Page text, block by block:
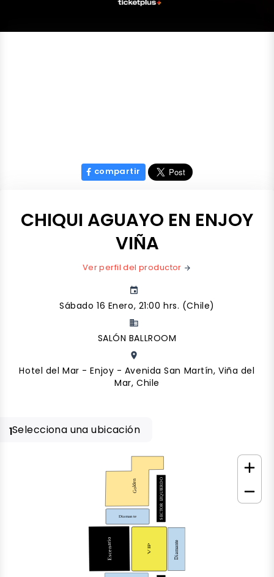
compartir
CHIQUI AGUAYO EN ENJOY
VIÑA
Ver perfil del productor arrow_forward
event
Sábado 16 Enero, 21:00 hrs. (Chile)
business
SALÓN BALLROOM
place
Hotel del Mar - Enjoy - Avenida San Martín, Viña del
Mar, Chile
Selecciona una ubicación
1
VIP
Escenario
Diamante SECTOR IZQUIERDO
Golden
Diamante